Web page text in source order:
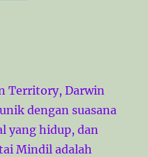
Territory, Darwin
dengan suasana
yang hidup, dan
Mindil adalah